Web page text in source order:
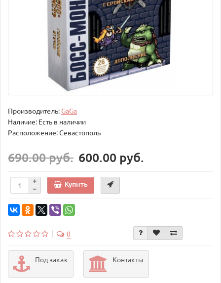
Производитель: GaGa
Наличие: Есть в наличии
Расположение: Севастополь
690.00 руб. 600.00 руб.
Купить
0
Под заказ Контакты